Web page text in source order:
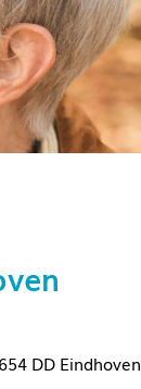
DD Eindhoven